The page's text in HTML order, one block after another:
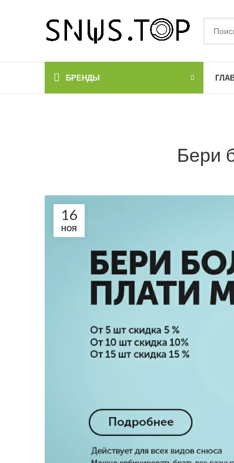
БРЕНДЫ
Бери
16
НОЯ